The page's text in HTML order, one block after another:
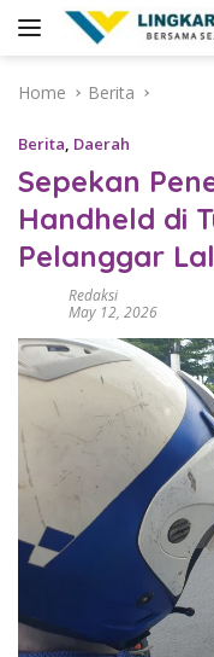
Home
Berita
Berita, Daerah
Sepekan
Handheld di
Pelanggar
Redaksi
May 12, 2026